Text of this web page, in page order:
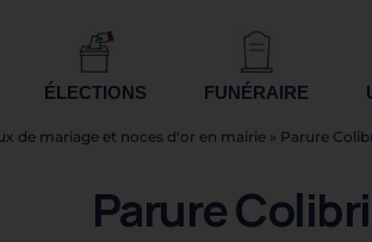
ÉLECTIONS FUNÉRAIRE
de mariage et noces d'or en mairie » Parure
Parure